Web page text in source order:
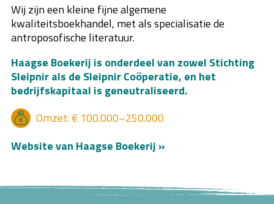
Wij zijn een kleine fijne algemene
kwaliteitsboekhandel, met als specialisatie de
antroposofische literatuur.
Haagse Boekerij is onderdeel van zowel Stichting
Sleipnir als de Sleipnir Coöperatie, en het
bedrijfskapitaal is geneutraliseerd.
Omzet: € 100.000–250.000
Website van Haagse Boekerij »